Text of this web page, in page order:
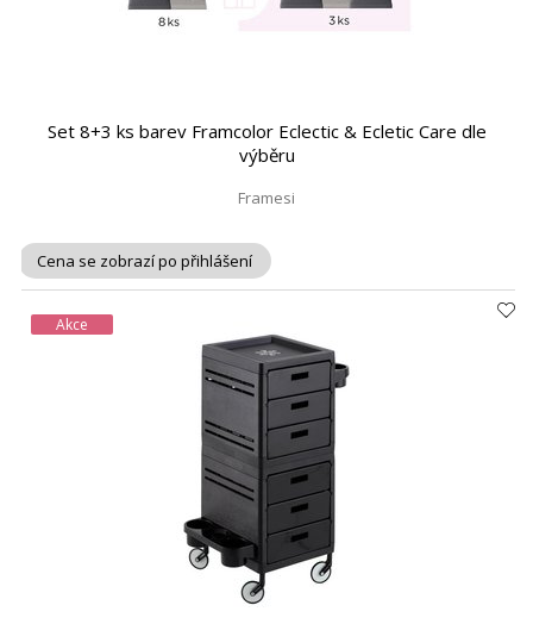
Set 8+3 ks barev Framcolor Eclectic & Ecletic Care dle
výběru
Framesi
Cena se zobrazí po přihlášení
Akce